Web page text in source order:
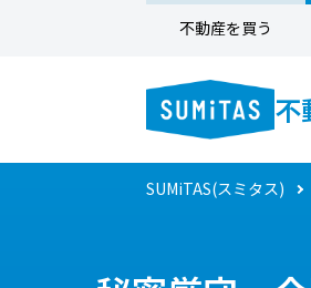
不動産を買う
不
SUMiTAS(スミタス)